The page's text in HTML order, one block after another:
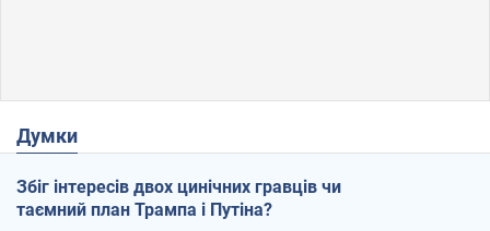
Думки
Збіг інтересів двох цинічних гравців чи
таємний план Трампа і Путіна?